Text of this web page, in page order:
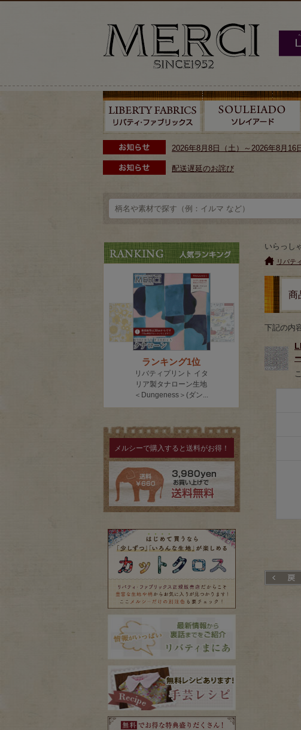
2026年8月8日（土）～2026年8月
配送遅延のお詫び
メルシーで購入すると送料がお得！
いらっし
リバテ
商
下記の内